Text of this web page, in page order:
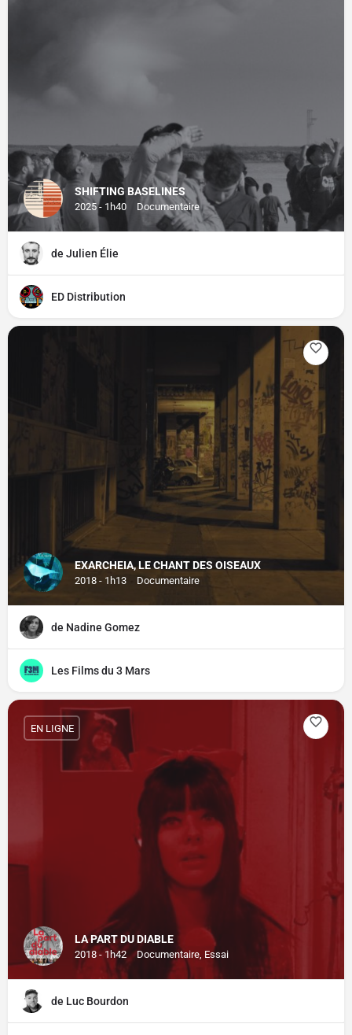
SHIFTING BASELINES
2025 - 1h40 Documentaire
de Julien Élie
ED Distribution
EXARCHEIA, LE CHANT DES OISEAUX
2018 - 1h13 Documentaire
de Nadine Gomez
Les Films du 3 Mars
LA PART DU DIABLE
2018 - 1h42 Documentaire, Essai
EN LIGNE
de Luc Bourdon